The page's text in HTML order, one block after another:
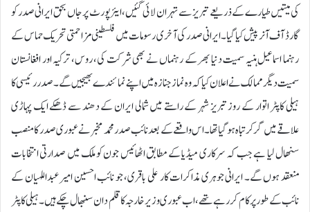
کی میتیں طیارے کے ذریعے تبریز سے تہران لائی گئیں، ایئرپورٹ پر جاں بحق ایرانی صدر کو
گارڈ آف آنر پیش کیا گیا۔ایرانی صدر کی آخری رسومات میں فلسطینی مزاحمتی تحریک حماس کے
رہنما اسماعیل ہنیہ سمیت دنیا بھر کے رہنماں نے بھی شرکت کی، روس، ترکیہ اور افغانستان
سمیت دیگر ممالک نے اعلان کیا کہ وہ نماز جنازہ میں اپنے نمائندے بھیجیں گے۔صدر رئیسی کا
ہیلی کاپٹر اتوار کے روز تبریز شہر کے راستے میں شمالی ایران کے دھند سے ڈھکے ایک پہاڑی
علاقے میں گر کر تباہ ہو گیا تھا۔اس واقعے کے بعد نائب صدر محمد مخبر نے عبوری صدر کا منصب
سنھال لیا ہے جب کہ سرکاری میڈیا کے مطابق اٹھائیس جون کو ملک میں صدارتی انتخابات
منعقد ہوں گے۔ ایرانی جوہری مذاکرات کار علی باقری، جو نائب احسین امیر عبداللہیان کے
نائب کے طور پر کام کر رہے تھے، اب عبوری وزیرخارجہ کا قلم دان سنبھال چکے ہیں۔ہیلی کاپٹر